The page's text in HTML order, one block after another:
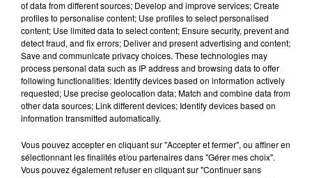
7 août 2026
LA CENTRALE NUCLÉAIRE DE CHOOZ
TOUJOURS À L'ARRÊT
Cela fait déjà une semaine que la centrale
nucléaire ardennaise est à l'arrêt. Une situation
justifiée par la sécheresse intense qui est toujours
présente.
of data from different sources; Develop and improve services; Create
profiles to personalise content; Use profiles to select personalised
content; Use limited data to select content; Ensure security, prevent and
detect fraud, and fix errors; Deliver and present advertising and content;
Save and communicate privacy choices. These technologies may
process personal data such as IP address and browsing data to offer
following functionalities: Identify devices based on information actively
requested; Use precise geolocation data; Match and combine data from
other data sources; Link different devices; Identify devices based on
information transmitted automatically.
Vous pouvez accepter en cliquant sur "Accepter et fermer", ou affiner en
sélectionnant les finalités et/ou partenaires dans "Gérer mes choix".
Vous pouvez également refuser en cliquant sur "Continuer sans